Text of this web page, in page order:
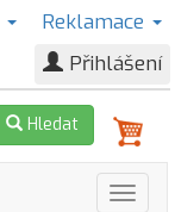
Reklamace
Přihlášení
Hledat